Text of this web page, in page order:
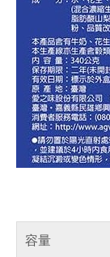
容量